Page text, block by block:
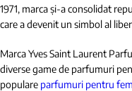
1971, marca și-a consolidat
care a devenit un simbol al
Marca Yves Saint Laurent
diverse game de parfumuri
populare parfumuri pentru